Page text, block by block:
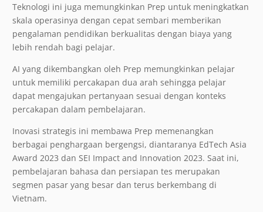
Teknologi ini juga memungkinkan Prep untuk meningkatkan
skala operasinya dengan cepat sembari memberikan
pengalaman pendidikan berkualitas dengan biaya yang
lebih rendah bagi pelajar.
AI yang dikembangkan oleh Prep memungkinkan pelajar
untuk memiliki percakapan dua arah sehingga pelajar
dapat mengajukan pertanyaan sesuai dengan konteks
percakapan dalam pembelajaran.
Inovasi strategis ini membawa Prep memenangkan
berbagai penghargaan bergengsi, diantaranya EdTech Asia
Award 2023 dan SEI Impact and Innovation 2023. Saat ini,
pembelajaran bahasa dan persiapan tes merupakan
segmen pasar yang besar dan terus berkembang di
Vietnam.